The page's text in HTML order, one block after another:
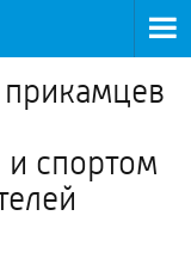
и спортом